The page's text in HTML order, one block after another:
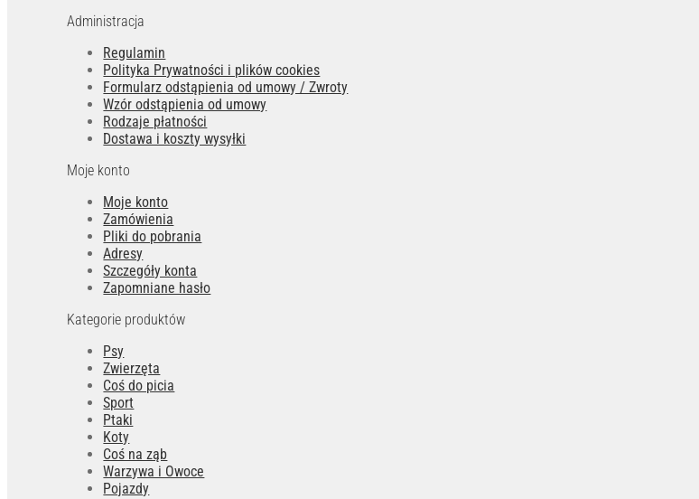
Administracja
Regulamin
Polityka Prywatności i plików cookies
Formularz odstąpienia od umowy / Zwroty
Wzór odstąpienia od umowy
Rodzaje płatności
Dostawa i koszty wysyłki
Moje konto
Moje konto
Zamówienia
Pliki do pobrania
Adresy
Szczegóły konta
Zapomniane hasło
Kategorie produktów
Psy
Zwierzęta
Coś do picia
Sport
Ptaki
Koty
Coś na ząb
Warzywa i Owoce
Pojazdy